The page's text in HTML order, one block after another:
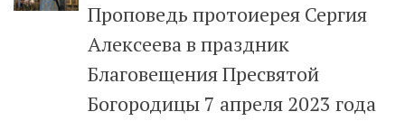
Проповедь протоиерея Сергия
Алексеева в праздник
Благовещения Пресвятой
Богородицы 7 апреля 2023 года